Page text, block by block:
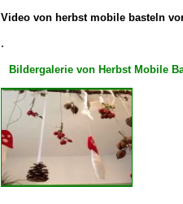
Video von herbst mobile basteln
.
Bildergalerie von Herbst Mobile